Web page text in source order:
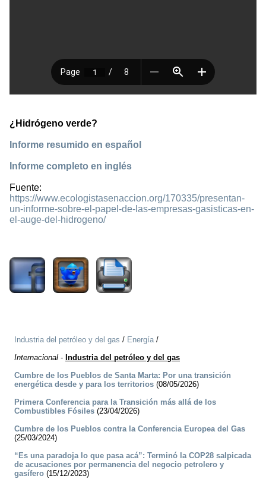
¿Hidrógeno verde?
Informe resumido en español
Informe completo en inglés
Fuente:
https://www.ecologistasenaccion.org/170335/presentan-
un-informe-sobre-el-papel-de-las-empresas-gasisticas-en-
el-auge-del-hidrogeno/
Industria del petróleo y del gas / Energía/
Internacional - Industria del petróleo y del gas
Cumbre de los Pueblos de Santa Marta: Por una transición
energética desde y para los territorios (08/05/2026)
Primera Conferencia para la Transición más allá de los
Combustibles Fósiles (23/04/2026)
Cumbre de los Pueblos contra la Conferencia Europea del Gas
(25/03/2024)
“Es una paradoja lo que pasa acá”: Terminó la COP28 salpicada
de acusaciones por permanencia del negocio petrolero y
gasífero (15/12/2023)